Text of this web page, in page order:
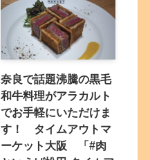
奈良で話題沸騰の黒毛
和牛料理がアラカルト
でお手軽にいただけま
す！ タイムアウトマ
ーケット大阪 「#肉